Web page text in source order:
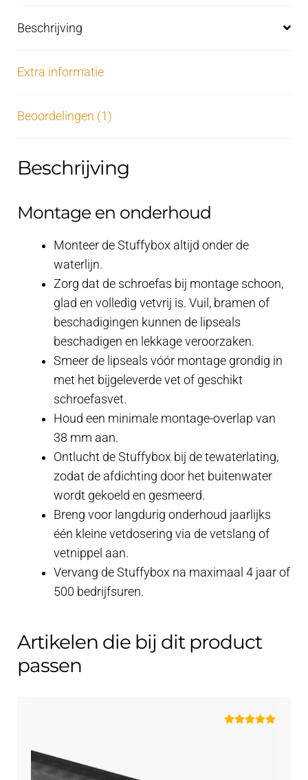
Beschrijving
Extra informatie
Beoordelingen (1)
Beschrijving
Montage en onderhoud
Monteer de Stuffybox altijd onder de
waterlijn.
Zorg dat de schroefas bij montage schoon,
glad en volledig vetvrij is. Vuil, bramen of
beschadigingen kunnen de lipseals
beschadigen en lekkage veroorzaken.
Smeer de lipseals vóór montage grondig in
met het bijgeleverde vet of geschikt
schroefasvet.
Houd een minimale montage-overlap van
38 mm aan.
Ontlucht de Stuffybox bij de tewaterlating,
zodat de afdichting door het buitenwater
wordt gekoeld en gesmeerd.
Breng voor langdurig onderhoud jaarlijks
één kleine vetdosering via de vetslang of
vetnippel aan.
Vervang de Stuffybox na maximaal 4 jaar of
500 bedrijfsuren.
Artikelen die bij dit product
passen